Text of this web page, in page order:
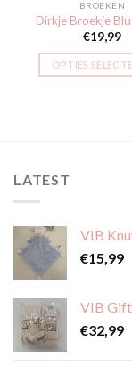
BROEKEN
Dirkje Broekje
€19,99
OPTIES
LATEST
VIB
€15,99
VIB
€32,99